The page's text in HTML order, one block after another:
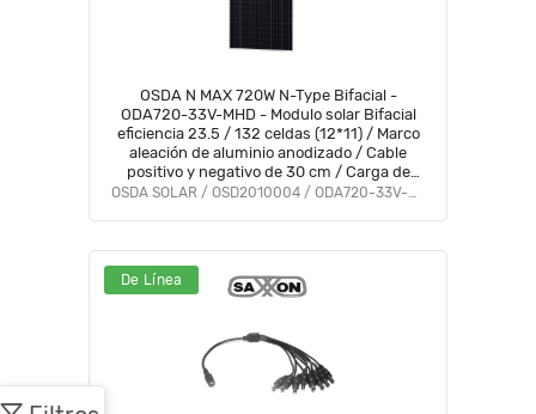
OSDA N MAX 720W N-Type Bifacial -
ODA720-33V-MHD - Modulo solar Bifacial
eficiencia 23.5 / 132 celdas (12*11) / Marco
aleación de aluminio anodizado / Cable
positivo y negativo de 30 cm / Carga de
nieve/Carga de viento /5400Pa/2400PaOSDA SOLAR / OSD2010004 / ODA720-33V-MHD
De Línea